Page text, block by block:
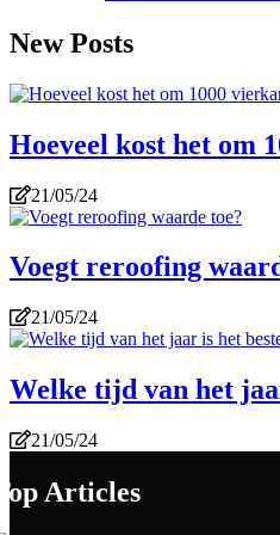
New Posts
Hoeveel kost het om
21/05/24
Voegt reroofing
21/05/24
Welke tijd van het
21/05/24
Articles